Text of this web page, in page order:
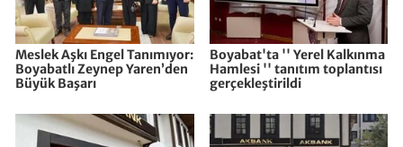
Meslek Aşkı Engel Tanımıyor:
Boyabatlı Zeynep Yaren’den
Büyük Başarı
Boyabat'ta '' Yerel Kalkınma
Hamlesi '' tanıtım toplantısı
gerçekleştirildi